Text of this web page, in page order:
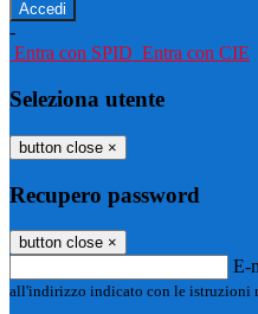
-
Entra con SPID Entra con CIE
Seleziona utente
button close ×
Recupero password
button close ×
E-
all'indirizzo indicato con le istruzioni